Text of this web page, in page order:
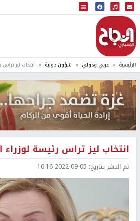
البث المباشر
إذاعة النجاح
الرئيسية عربي ودولي شؤون دولية انتخاب ليز
انتخاب ليز تراس رئيسة لوزراء
تم النشر بتاريخ: 2022-09-05 16:16